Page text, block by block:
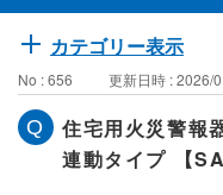
カテゴリー表示
No : 656 更新日時 : 2026/
住宅用火災警報
連動タイプ 【